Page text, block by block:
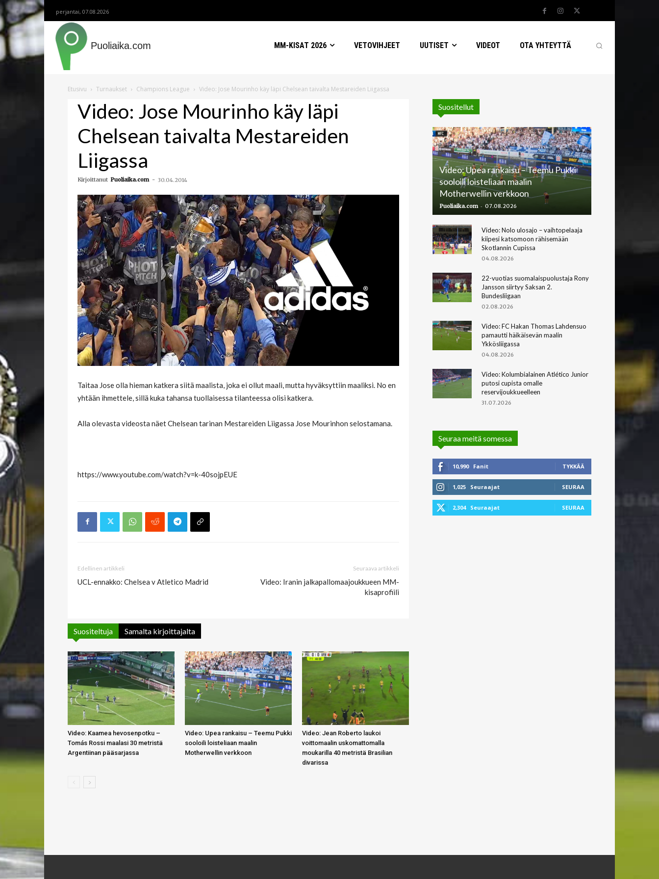
perjantai, 07.08.2026
Puoliaika.com MM-KISAT 2026 VETOVIHJEET UUTISET VIDEOT OTA YHTEYTTÄ
Etusivu Turnaukset Champions League Video: Jose Mourinho käy läpi Chelsean taivalta Mestareiden Liigassa
Video: Jose Mourinho käy läpi
Chelsean taivalta Mestareiden
Liigassa
Kirjoittanut Puoliaika.com - 30.04.2014
Taitaa Jose olla hieman katkera siitä maalista, joka ei ollut maali, mutta hyväksyttiin maaliksi. No en
yhtään ihmettele, sillä kuka tahansa tuollaisessa tilanteessa olisi katkera.
Alla olevasta videosta näet Chelsean tarinan Mestareiden Liigassa Jose Mourinhon selostamana.
https://www.youtube.com/watch?v=k-40sojpEUE
Edellinen artikkeli
UCL-ennakko: Chelsea v Atletico Madrid
Seuraava artikkeli
Video: Iranin jalkapallomaajoukkueen MM-
kisaprofiili
Suositeltuja Samalta kirjoittajalta
Video: Kaamea hevosenpotku –
Tomás Rossi maalasi 30 metristä
Argentiinan pääsarjassa
Video: Upea rankaisu – Teemu Pukki
sooloili loisteliaan maalin
Motherwellin verkkoon
Video: Jean Roberto laukoi
voittomaalin uskomattomalla
moukarilla 40 metristä Brasilian
divarissa
Suositellut
Video: Upea rankaisu – Teemu Pukki
sooloili loisteliaan maalin
Motherwellin verkkoon
Puoliaika.com - 07.08.2026
Video: Nolo ulosajo – vaihtopelaaja
kiipesi katsomoon rähisemään
Skotlannin Cupissa
04.08.2026
22-vuotias suomalaispuolustaja Rony
Jansson siirtyy Saksan 2.
Bundesliigaan
02.08.2026
Video: FC Hakan Thomas Lahdensuo
pamautti häikäisevän maalin
Ykkösliigassa
04.08.2026
Video: Kolumbialainen Atlético Junior
putosi cupista omalle
reservijoukkueelleen
31.07.2026
Seuraa meitä somessa
10,990 Fanit TYKKÄÄ
1,025 Seuraajat SEURAA
2,304 Seuraajat SEURAA